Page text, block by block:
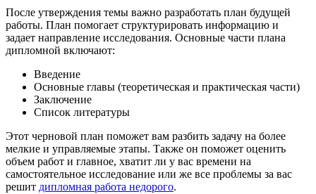
После утверждения темы важно разработать план будущей
работы. План помогает структурировать информацию и
задает направление исследования. Основные части плана
дипломной включают:
Введение
Основные главы (теоретическая и практическая части)
Заключение
Список литературы
Этот черновой план поможет вам разбить задачу на более
мелкие и управляемые этапы. Также он поможет оценить
объем работ и главное, хватит ли у вас времени на
самостоятельное исследование или же все проблемы за вас
решит дипломная работа недорого.